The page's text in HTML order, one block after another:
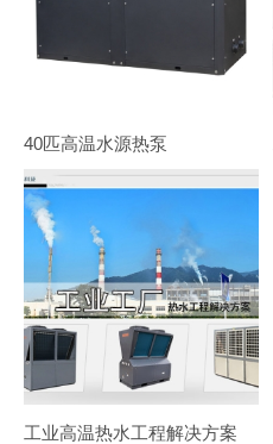
40匹高温水源热泵
工业高温热水工程解决方案